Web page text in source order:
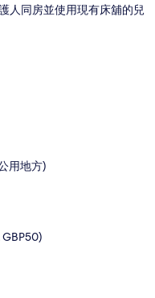
人同房並使用現有床舖的兒
用地方)